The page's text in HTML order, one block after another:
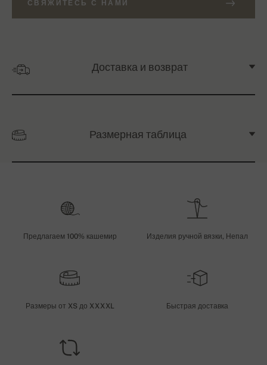
СВЯЖИТЕСЬ С НАМИ
Доставка и возврат
Размерная таблица
Предлагаем 100% кашемир Изделия ручной вязки, Непал
Размеры от XS до XXXXL Быстрая доставка